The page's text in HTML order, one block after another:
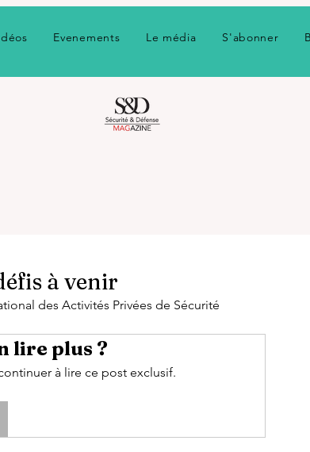
Evenements Le média S'abonner
à venir
des Activités Privées de Sécurité
lire plus ?
à lire ce post exclusif.